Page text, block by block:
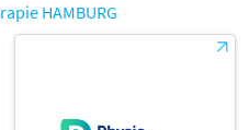
HAMBURG